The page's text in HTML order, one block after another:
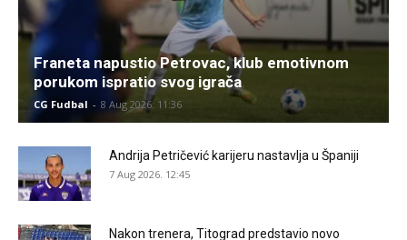
Franeta napustio Petrovac, klub emotivnom
porukom ispratio svog igrača
CG Fudbal - 8 Aug 2026. 11:36
Andrija Petričević karijeru nastavlja u Španiji
7 Aug 2026. 12:45
Nakon trenera, Titograd predstavio novo